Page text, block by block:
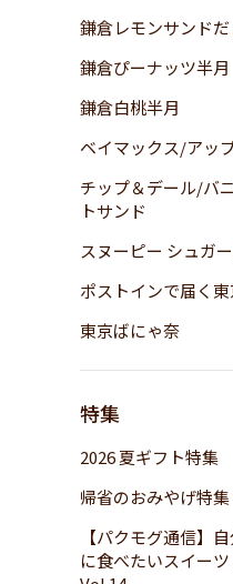
鎌倉レモンサンドだ
鎌倉ぴーナッツ半月
鎌倉白桃半月
ベイマックス/アッ
チップ＆デール/バ
トサンド
スヌーピー シュガ
ポストインで届く
東京ばにゃ奈
特集
2026 夏ギフト特集
帰省のおみやげ特集
【パクモグ通信】
に食べたいスイー